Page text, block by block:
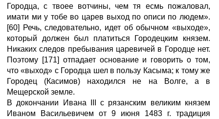
Городца, с твоее вотчины, чем тя есмь пожаловал,
имати ми у тобе во царев выход по описи по людем».
[60] Речь, следовательно, идет об обычном «выходе»,
который должен был платиться Городецким князем.
Никаких следов пребывания царевичей в Городце нет.
Поэтому [171] отпадает основание и говорить о том,
что «выход» с Городца шел в пользу Касыма; к тому же
Городец (Касимов) находился не на Волге, а в
Мещерской земле.
В докончании Ивана III с рязанским великим князем
Иваном Васильевичем от 9 июня 1483 г. традиция